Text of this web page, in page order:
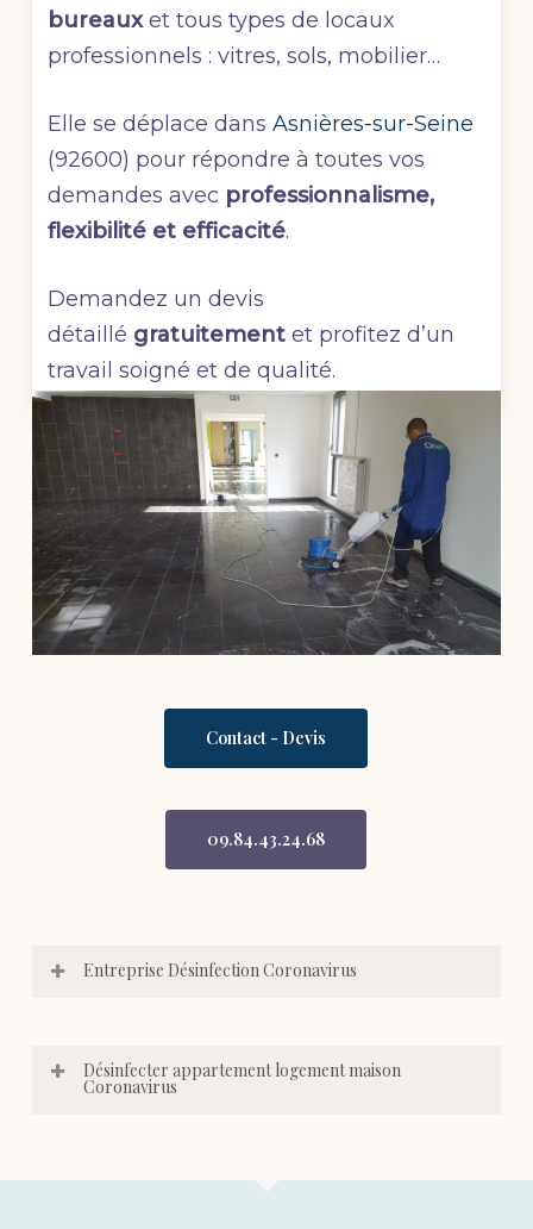
bureauxet tous types de locaux
professionnels : vitres, sols, mobilier…
Elle se déplace dansAsnières-sur-Seine
(92600) pour répondre à toutes vos
demandes avec professionnalisme,
flexibilité et efficacité.
Demandez un devis
détaillé gratuitementet profitez d’un
travail soigné et de qualité.
Contact - Devis
09.84.43.24.68
Entreprise Désinfection Coronavirus
Désinfecter appartement logement maison
Coronavirus